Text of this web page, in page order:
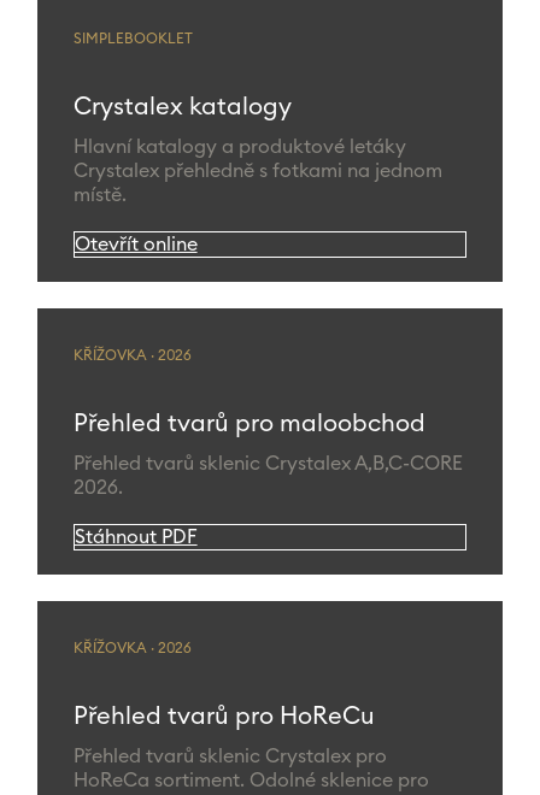
SIMPLEBOOKLET
Crystalex katalogy
Hlavní katalogy a produktové letáky
Crystalex přehledně s fotkami na jednom
místě.
Otevřít online
KŘÍŽOVKA · 2026
Přehled tvarů pro maloobchod
Přehled tvarů sklenic Crystalex A,B,C-CORE
2026.
Stáhnout PDF
KŘÍŽOVKA · 2026
Přehled tvarů pro HoReCu
Přehled tvarů sklenic Crystalex pro
HoReCa sortiment. Odolné sklenice pro